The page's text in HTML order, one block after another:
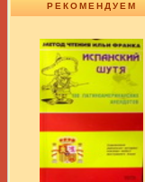
РЕКОМЕНДУЕМ